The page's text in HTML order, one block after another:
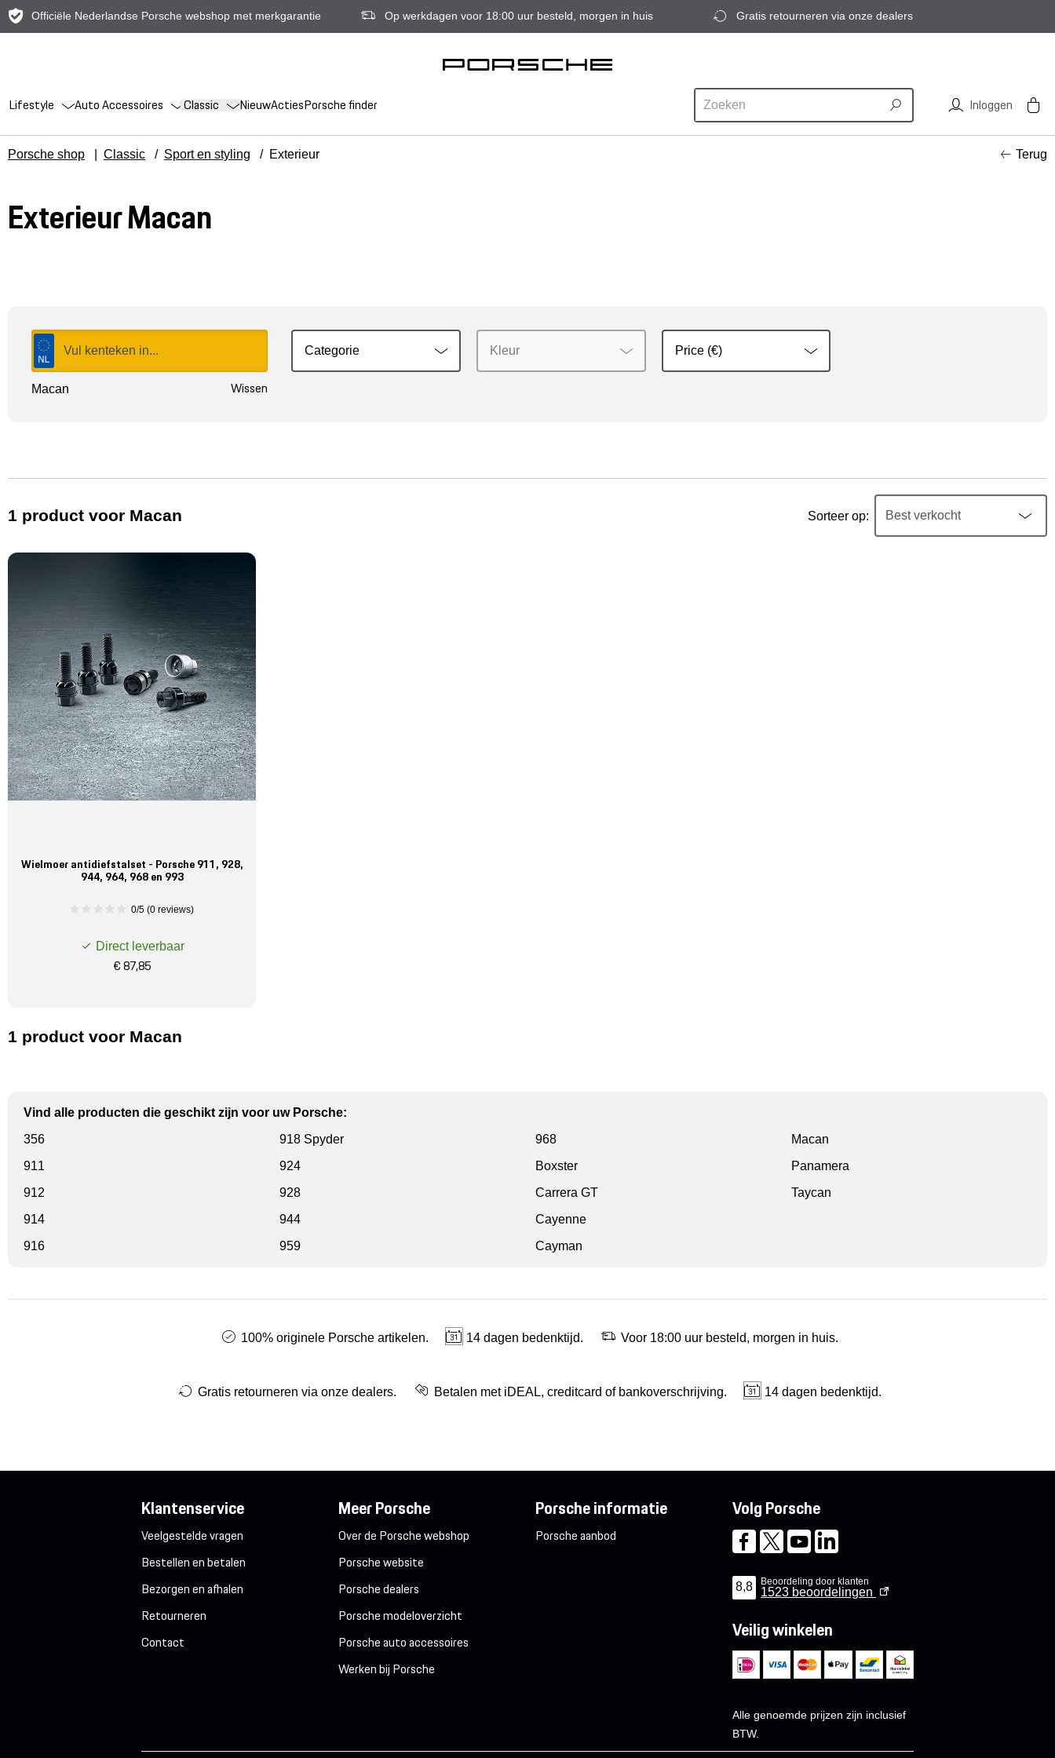
Officiële Nederlandse Porsche webshop met merkgarantie Op werkdagen voor 18:00 uur besteld, morgen in huis Gratis retourneren via onze dealers
Lifestyle Auto Accessoires Classic NieuwActiesPorsche finder Inloggen
Porsche shop Classic / Sport en styling / Exterieur Terug
Exterieur Macan
Macan Wissen
Categorie Kleur Price (€)
1 product voor Macan Sorteer op:
Wielmoer antidiefstalset - Porsche 911, 928,
944, 964, 968 en 993
0/5 (0 reviews)
Direct leverbaar
€ 87,85
1 product voor Macan
Vind alle producten die geschikt zijn voor uw Porsche:
356
911
912
914
916
918 Spyder
924
928
944
959
968
Boxster
Carrera GT
Cayenne
Cayman
Macan
Panamera
Taycan
100% originele Porsche artikelen. 14 dagen bedenktijd. Voor 18:00 uur besteld, morgen in huis.
Gratis retourneren via onze dealers. Betalen met iDEAL, creditcard of bankoverschrijving. 14 dagen bedenktijd.
Klantenservice
Veelgestelde vragen
Bestellen en betalen
Bezorgen en afhalen
Retourneren
Contact
Meer Porsche
Over de Porsche webshop
Porsche website
Porsche dealers
Porsche modeloverzicht
Porsche auto accessoires
Werken bij Porsche
Porsche informatie
Porsche aanbod
Volg Porsche
8,8 Beoordeling door klanten
1523 beoordelingen
Veilig winkelen
Alle genoemde prijzen zijn inclusief
BTW.